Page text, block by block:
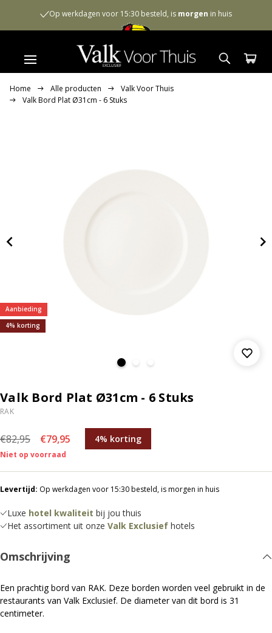
Op werkdagen voor 15:30 besteld, is morgen in huis
Home Alle producten
Valk Voor Thuis
Valk Bord Plat Ø31cm - 6 Stuks
Aanbieding
4% korting
Valk Bord Plat Ø31cm - 6 Stuks
RAK
€82,95 €79,95 4% korting
Niet op voorraad
Levertijd: Op werkdagen voor 15:30 besteld, is morgen in huis
Luxe hotel kwaliteit bij jou thuis
Het assortiment uit onze Valk Exclusief hotels
Omschrijving
Een prachtig bord van RAK. Deze borden worden veel gebruikt in de
restaurants van Valk Exclusief. De diameter van dit bord is 31
centimeter.